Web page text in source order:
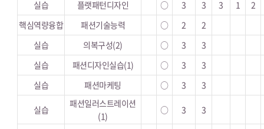
실습
플랫패턴디자인 ○ 3 3 3 1
2
핵심역량융합
패션기술능력 ○ 2
2
실습
의복구성(2) ○ 3
3
실습
패션디자인실습(1) ○ 3
3
실습
패션마케팅 ○ 3 3
실습
패션일러스트레이션
(1)
○ 3 3